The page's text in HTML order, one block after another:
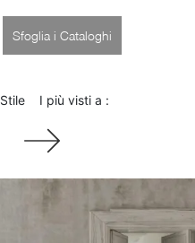
Sfoglia i Cataloghi
Stile I più visti a :